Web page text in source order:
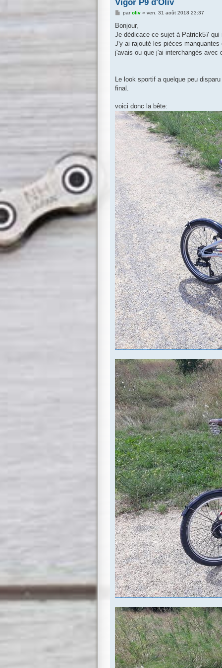
Vigor P9 d'Oliv
M
s
a
g
e
paroliv» ven. 31 août 2018 23:37
Bonjour,
Je dédicace ce sujet à Patrick57
J'y ai rajouté les pièces
j'avais ou que j'ai interchangés avec
Le look sportif a quelque peu
final.
voici donc la bête: